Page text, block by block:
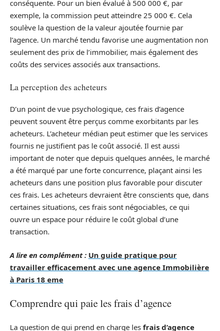
conséquente. Pour un bien évalué à 500 000 €, par
exemple, la commission peut atteindre 25 000 €. Cela
soulève la question de la valeur ajoutée fournie par
l’agence. Un marché tendu favorise une augmentation non
seulement des prix de l’immobilier, mais également des
coûts des services associés aux transactions.
La perception des acheteurs
D’un point de vue psychologique, ces frais d’agence
peuvent souvent être perçus comme exorbitants par les
acheteurs. L’acheteur médian peut estimer que les services
fournis ne justifient pas le coût associé. Il est aussi
important de noter que depuis quelques années, le marché
a été marqué par une forte concurrence, plaçant ainsi les
acheteurs dans une position plus favorable pour discuter
ces frais. Les acheteurs devraient être conscients que, dans
certaines situations, ces frais sont négociables, ce qui
ouvre un espace pour réduire le coût global d’une
transaction.
A lire en complément : Un guide pratique pour
travailler efficacement avec une agence Immobilière
à Paris 18 eme
Comprendre qui paie les frais d’agence
La question de qui prend en charge les frais d’agence